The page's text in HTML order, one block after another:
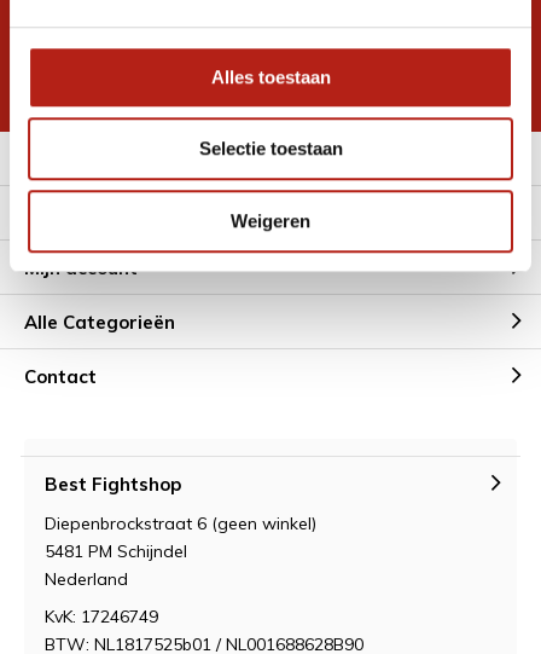
Alles toestaan
Selectie toestaan
Weigeren
Inschrijven voor
korting
* Lees hier de wettelijke beperkingen
Mijn account
Alle Categorieën
Contact
Best Fightshop
Diepenbrockstraat 6 (geen winkel)
5481 PM Schijndel
Nederland
KvK: 17246749
BTW: NL1817525b01 / NL001688628B90